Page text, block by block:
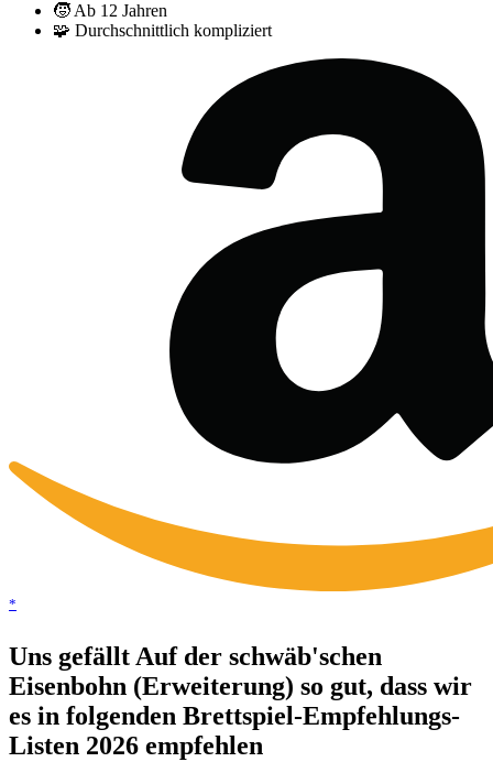
🧒 Ab 12 Jahren
🧩 Durchschnittlich kompliziert
*
Uns gefällt Auf der schwäb'schen
Eisenbohn (Erweiterung) so gut, dass wir
es in folgenden Brettspiel-Empfehlungs-
Listen 2026 empfehlen